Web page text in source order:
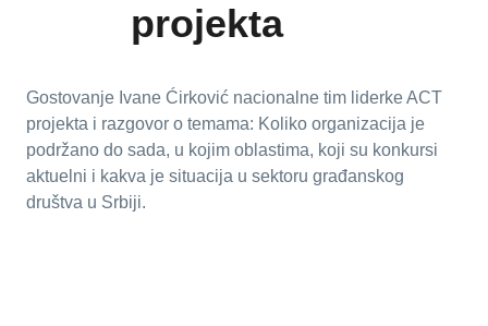
projekta
Gostovanje Ivane Ćirković nacionalne tim liderke ACT
projekta i razgovor o temama: Koliko organizacija je
podržano do sada, u kojim oblastima, koji su konkursi
aktuelni i kakva je situacija u sektoru građanskog
društva u Srbiji.